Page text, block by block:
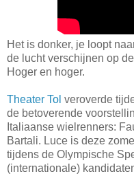
Het is donker, je loopt
de lucht verschijnen op
Hoger en hoger.
Theater Tol veroverde
de betoverende
Italiaanse wielrenners:
Bartali. Luce is deze
tijdens de Olympische
(internationale)